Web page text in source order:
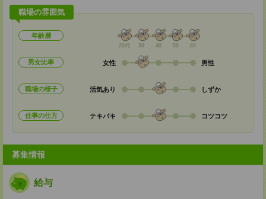
職場の雰囲気
年齢層
20代 30 40 50 60
男女比率 女性 男性
職場の様子 活気あり しずか
仕事の仕方 テキパキ コツコツ
募集情報
給与